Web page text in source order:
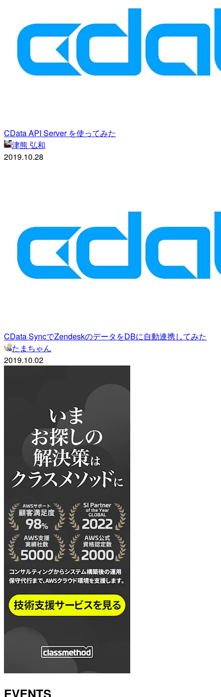
CData API Server を使ってみた
津熊 弘和
2019.10.28
CData SyncでZendeskのデータをDBに自動連携してみた
たまちゃん
2019.10.02